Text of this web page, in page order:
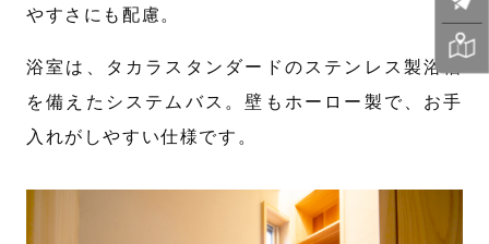
やすさにも配慮。
浴室は、タカラスタンダードのステンレス製浴槽
を備えたシステムバス。壁もホーロー製で、お手
入れがしやすい仕様です。